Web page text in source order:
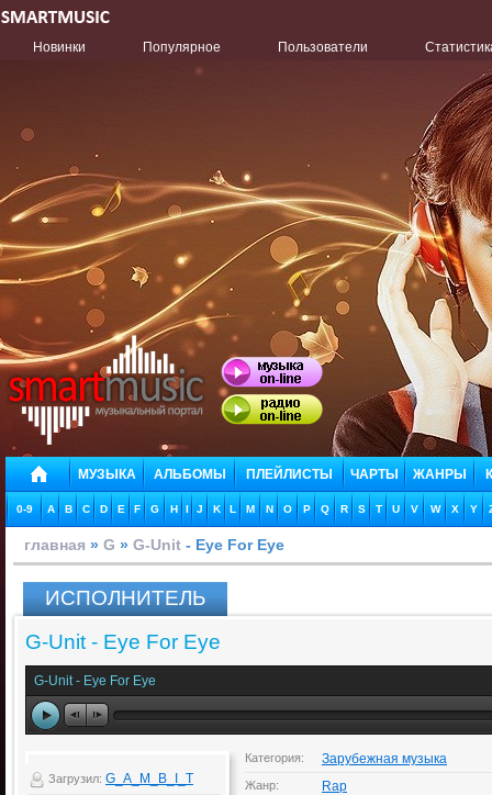
Новинки Популярное Пользователи
МУЗЫКА АЛЬБОМЫ ПЛЕЙЛИСТЫ ЧАРТЫ ЖАНРЫ
0-9 A B C D E F G H I J K L M N O P Q R S T U V W X Y
главная » G » G-Unit - Eye For Eye
ИСПОЛНИТЕЛЬ
G-Unit - Eye For Eye
G-Unit - Eye For Eye
Загрузил: G_A_M_B_I_T
Категория: Зарубежная музыка
Жанр: Rap